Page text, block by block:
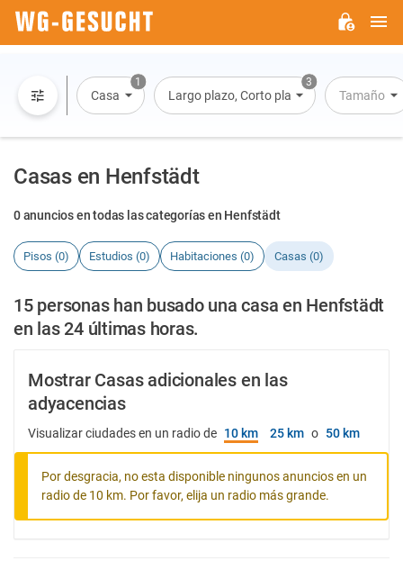
1
Casa
3
Largo plazo, Corto plazo, Alquiler por día
Tamaño
Casas en Henfstädt
0 anuncios en todas las categorías en Henfstädt
Pisos (0) Estudios (0) Habitaciones (0) Casas (0)
15 personas han busado una casa en Henfstädt
en las 24 últimas horas.
Mostrar Casas adicionales en las
adyacencias
Visualizar ciudades en un radio de 10 km 25 km o 50 km
Por desgracia, no esta disponible ningunos anuncios en un
radio de 10 km. Por favor, elija un radio más grande.